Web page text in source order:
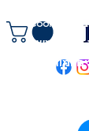
ביקורות
באתר זה נעשה שימוש בקובצי Cookies
המשתמש,
ומודעות